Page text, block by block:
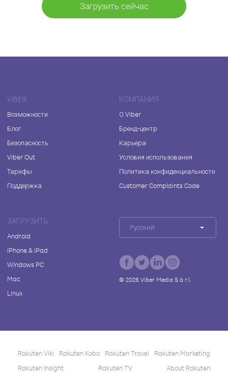
Загрузить сейчас
VIBER
Возможности
Блог
Безопасность
Viber Out
Тарифы
Поддержка
КОМПАНИЯ
О Viber
Бренд-центр
Карьера
Условия использования
Политика конфиденциальности
Customer Complaints Code
ЗАГРУЗИТЬ
Android
iPhone & iPad
Windows PC
Mac
Linux
Русский
© 2026Viber Media S.à r.l.
Rakuten Viki Rakuten Kobo Rakuten Travel
Rakuten Marketing
Rakuten Insight
Rakuten TV About Rakuten